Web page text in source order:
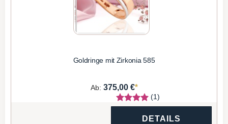
Goldringe mit Zirkonia 585
Ab: 375,00 €*
(1)
DETAILS